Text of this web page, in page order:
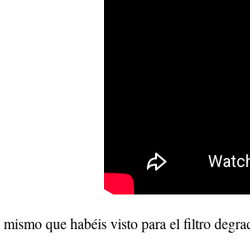
mismo que habéis visto para el filtro